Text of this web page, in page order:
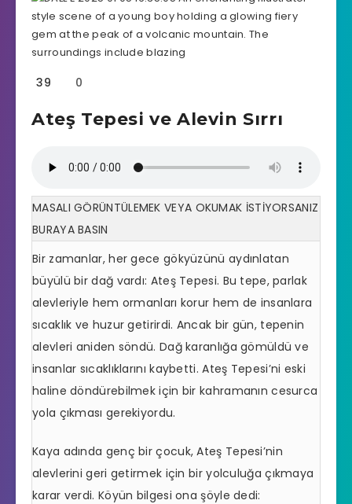
39 0
Ateş Tepesi ve Alevin Sırrı
MASALI GÖRÜNTÜLEMEK VEYA OKUMAK İSTİYORSANIZ
BURAYA BASIN
Bir zamanlar, her gece gökyüzünü aydınlatan
büyülü bir dağ vardı: Ateş Tepesi. Bu tepe, parlak
alevleriyle hem ormanları korur hem de insanlara
sıcaklık ve huzur getirirdi. Ancak bir gün, tepenin
alevleri aniden söndü. Dağ karanlığa gömüldü ve
insanlar sıcaklıklarını kaybetti. Ateş Tepesi’ni eski
haline döndürebilmek için bir kahramanın cesurca
yola çıkması gerekiyordu.
Kaya adında genç bir çocuk, Ateş Tepesi’nin
alevlerini geri getirmek için bir yolculuğa çıkmaya
karar verdi. Köyün bilgesi ona şöyle dedi: